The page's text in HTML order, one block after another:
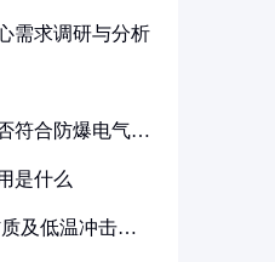
需求调研与分析
符合防爆电气设
是什么
及低温冲击要